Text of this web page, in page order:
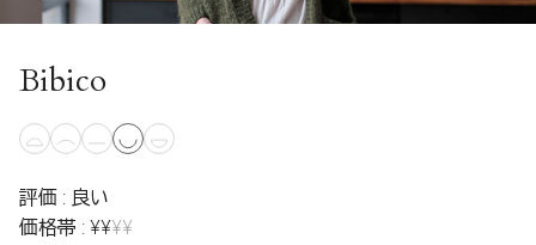
Bibico
評価 : 良い
価格帯 : ¥¥¥¥